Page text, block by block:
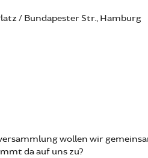
/ Bundapester Str., Hamburg
wollen wir
da auf uns zu?